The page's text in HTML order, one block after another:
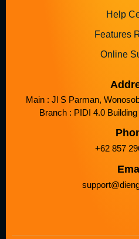
Help
Features
Online
Main : Jl S Parman,
Branch : PIDI 4.0
+62 857